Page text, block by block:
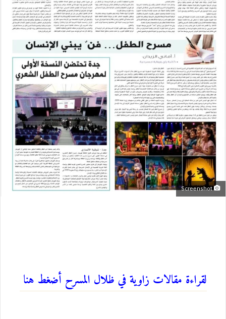
Screenshot
لقراءة مقالات زاوية في ظلال المسرح أضغط هنا